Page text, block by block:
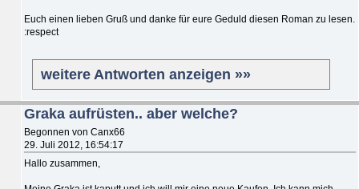
Euch einen lieben Gruß und danke für eure Geduld diesen Roman zu lesen.
:respect
weitere Antworten anzeigen »»
Graka aufrüsten.. aber welche?
Begonnen von Canx66
29. Juli 2012, 16:54:17
Hallo zusammen,